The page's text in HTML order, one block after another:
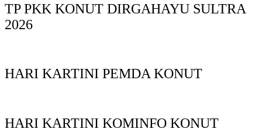
TP PKK KONUT DIRGAHAYU SULTRA
2026
HARI KARTINI PEMDA KONUT
HARI KARTINI KOMINFO KONUT